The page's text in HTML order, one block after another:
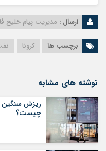
ارسال : مدیریت پیام خلیج
برچسب ها کرونا
نوشته های مشابه
ریزش
چیست؟